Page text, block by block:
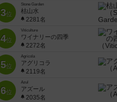
3位
Stone Garden
枯山水
2281名
4位
Viticulture
ワイナリーの四季
2272名
5位
Agricola
アグリコラ
2119名
6位
Azul
アズール
2035名